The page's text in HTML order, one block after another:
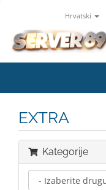
Hrvatski
EXTRA
Kategorije